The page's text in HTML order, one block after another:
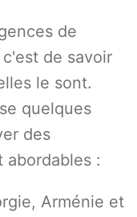
de
de savoir
le sont.
quelques
des
abordables :
Arménie et